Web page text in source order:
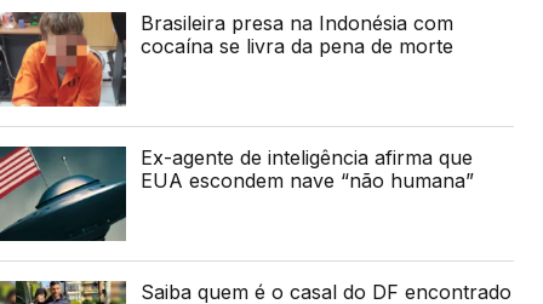
Brasileira presa na Indonésia com
cocaína se livra da pena de morte
Ex-agente de inteligência afirma que
EUA escondem nave “não humana”
Saiba quem é o casal do DF encontrado